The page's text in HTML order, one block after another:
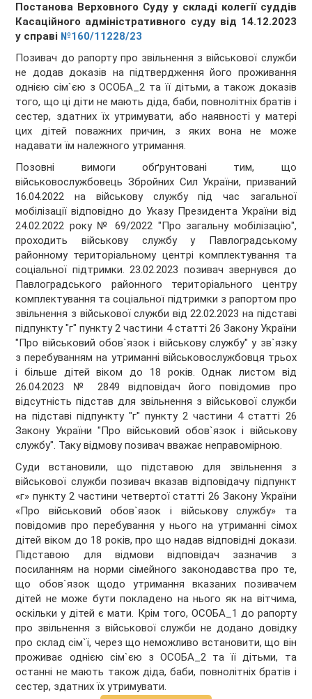
Постанова Верховного Суду у складі колегії суддів
Касаційного адміністративного суду від 14.12.2023
у справі №160/11228/23
Позивач до рапорту про звільнення з військової служби
не додав доказів на підтвердження його проживання
однією сім`єю з ОСОБА_2 та її дітьми, а також доказів
того, що ці діти не мають діда, баби, повнолітніх братів і
сестер, здатних їх утримувати, або наявності у матері
цих дітей поважних причин, з яких вона не може
надавати їм належного утримання.
Позовні вимоги обґрунтовані тим, що
військовослужбовець Збройних Сил України, призваний
16.04.2022 на військову службу під час загальної
мобілізації відповідно до Указу Президента України від
24.02.2022 року № 69/2022 "Про загальну мобілізацію",
проходить військову службу у Павлоградському
районному територіальному центрі комплектування та
соціальної підтримки. 23.02.2023 позивач звернувся до
Павлоградського районного територіального центру
комплектування та соціальної підтримки з рапортом про
звільнення з військової служби від 22.02.2023 на підставі
підпункту "г" пункту 2 частини 4 статті 26 Закону України
"Про військовий обов`язок і військову службу" у зв`язку
з перебуванням на утриманні військовослужбовця трьох
і більше дітей віком до 18 років. Однак листом від
26.04.2023 № 2849 відповідач його повідомив про
відсутність підстав для звільнення з військової служби
на підставі підпункту "г" пункту 2 частини 4 статті 26
Закону України "Про військовий обов`язок і військову
службу". Таку відмову позивач вважає неправомірною.
Суди встановили, що підставою для звільнення з
військової служби позивач вказав відповідачу підпункт
«г» пункту 2 частини четвертої статті 26 Закону України
«Про військовий обов`язок і військову службу» та
повідомив про перебування у нього на утриманні сімох
дітей віком до 18 років, про що надав відповідні докази.
Підставою для відмови відповідач зазначив з
посиланням на норми сімейного законодавства про те,
що обов`язок щодо утримання вказаних позивачем
дітей не може бути покладено на нього як на вітчима,
оскільки у дітей є мати. Крім того, ОСОБА_1 до рапорту
про звільнення з військової служби не додано довідку
про склад сім`ї, через що неможливо встановити, що він
проживає однією сім`єю з ОСОБА_2 та її дітьми, та
останні не мають також діда, баби, повнолітніх братів і
сестер, здатних їх утримувати.